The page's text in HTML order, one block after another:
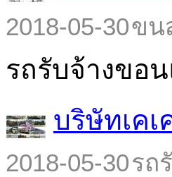
2018-05-30ขน
รถรับจ้างขอ
บริษัทเคเ
2018-05-30รถ